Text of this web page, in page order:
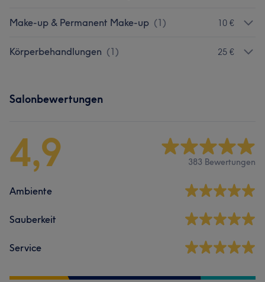
Make-up & Permanent Make-up (1) 10 €
Körperbehandlungen (1) 25 €
Salonbewertungen
4,9 383 Bewertungen
Ambiente
Sauberkeit
Service